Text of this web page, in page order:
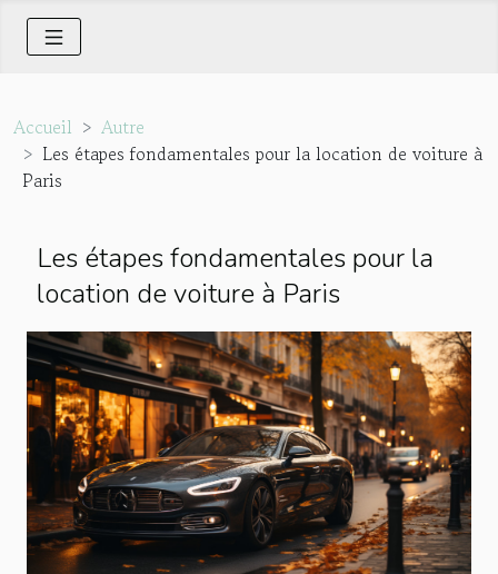
Accueil
Autre
Les étapes fondamentales pour la location de voiture à
Paris
Les étapes fondamentales pour la
location de voiture à Paris